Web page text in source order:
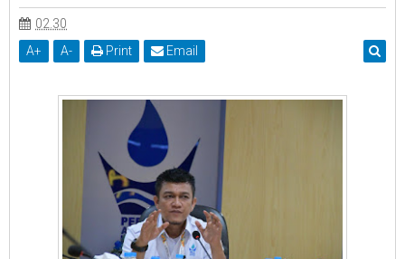
02.30
A+ A- Print Email